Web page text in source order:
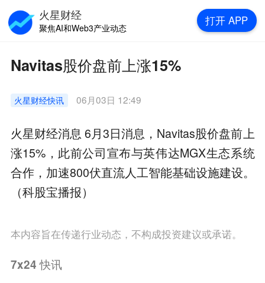
Navitas股价盘前上涨15%
火星财经快讯 06月03日 12:49
火星财经消息 6月3日消息，Navitas股价盘前上
涨15%，此前公司宣布与英伟达MGX生态系统
合作，加速800伏直流人工智能基础设施建设。
（科股宝播报）
本内容旨在传递行业动态，不构成投资建议或承诺。
7x24快讯
火星财经
聚焦AI和Web3产业动态
打开 APP